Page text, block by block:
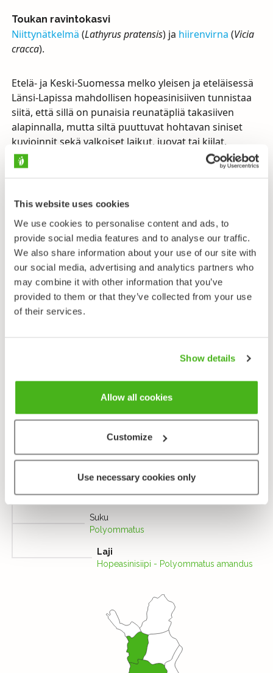
This website uses cookies
We use cookies to personalise content and ads, to
provide social media features and to analyse our traffic.
We also share information about your use of our site with
our social media, advertising and analytics partners who
may combine it with other information that you’ve
provided to them or that they’ve collected from your use
of their services.
Show details
Allow all cookies
Customize
Use necessary cookies only
Toukan ravintokasvi
Niittynätkelmä (Lathyrus pratensis) ja hiirenvirna (Vicia
cracca).
Etelä- ja Keski-Suomessa melko yleisen ja eteläisessä
Länsi-Lapissa mahdollisen hopeasinisiiven tunnistaa
siitä, että sillä on punaisia reunatäpliä takasiiven
alapinnalla, mutta siltä puuttuvat hohtavan siniset
kuvioinnit sekä valkoiset laikut, juovat tai kiilat.
Laji on vahvasti sidoksissa isäntäkasvien tiheisiin
isäntäkasvien lehdille. Toukilla on rauhanen, josta ne
erittävät sokeripitoista ja ravitsevaa eritettä, jota
muurahaiset mielellään nuolevat. Tästä syystä
muurahaiset käyvät usein toukkien luona ja
suojelevat niitä.
Lähetä palautetta!
Sinisiipiset - Lycaenidae
Alaheimo
Polyommatinae
Tribus
Sinisiivet - Polyommatini
Suku
Polyommatus
Laji
Hopeasinisiipi - Polyommatus amandus